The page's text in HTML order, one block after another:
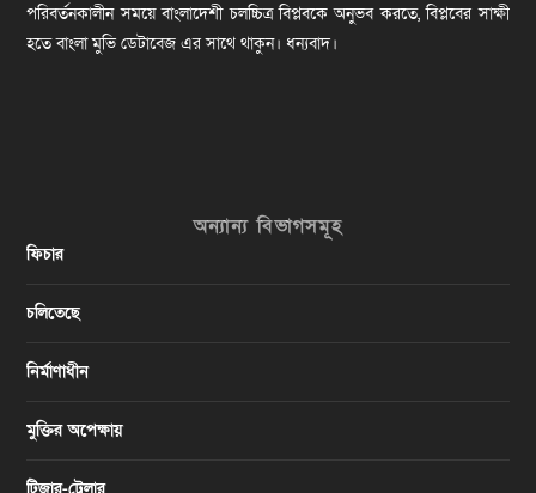
পরিবর্তনকালীন সময়ে বাংলাদেশী চলচ্চিত্র বিপ্লবকে অনুভব করতে, বিপ্লবের সাক্ষী
হতে বাংলা মুভি ডেটাবেজ এর সাথে থাকুন। ধন্যবাদ।
অন্যান্য বিভাগসমূহ
ফিচার
চলিতেছে
নির্মাণাধীন
মুক্তির অপেক্ষায়